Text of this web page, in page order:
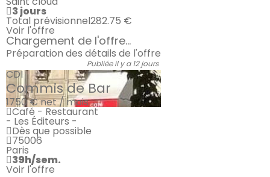
3 jours
Total prévisionnel282.75 €
Voir l'offre
Chargement de l'offre...
Préparation des détails de l'offre
Publiée il y a 12 jours
CDI
Commis de Bar
1750 €net / mois
Café - Restaurant
- Les Éditeurs -
Dès que possible
75006
Paris
39h/sem.
Voir l'offre